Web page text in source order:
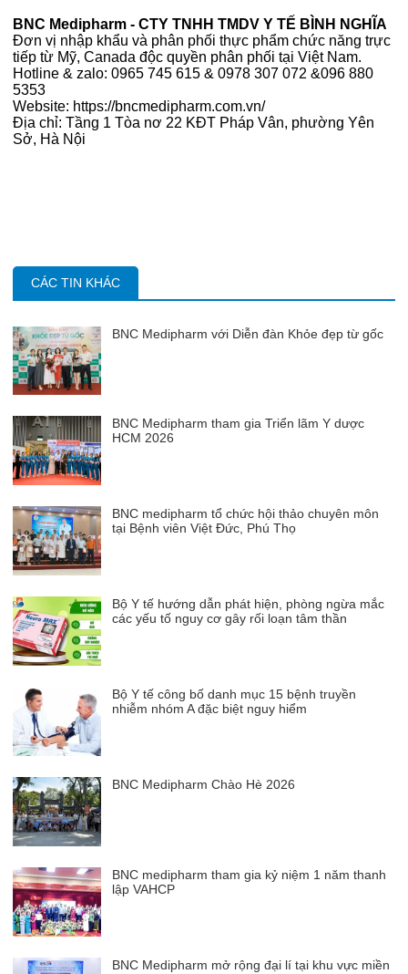
BNC Medipharm - CTY TNHH TMDV Y TẾ BÌNH NGHĨA
Đơn vị nhập khẩu và phân phối thực phẩm chức năng trực
tiếp từ Mỹ, Canada độc quyền phân phối tại Việt Nam.
Hotline & zalo: 0965 745 615 & 0978 307 072 &096 880
5353
Website: https://bncmedipharm.com.vn/
Địa chỉ: Tầng 1 Tòa nơ 22 KĐT Pháp Vân, phường Yên
Sở, Hà Nội
CÁC TIN KHÁC
BNC Medipharm với Diễn đàn Khỏe đẹp từ gốc
BNC Medipharm tham gia Triển lãm Y dược
HCM 2026
BNC medipharm tổ chức hội thảo chuyên môn
tại Bệnh viên Việt Đức, Phú Thọ
Bộ Y tế hướng dẫn phát hiện, phòng ngừa mắc
các yếu tố nguy cơ gây rối loạn tâm thần
Bộ Y tế công bố danh mục 15 bệnh truyền
nhiễm nhóm A đặc biệt nguy hiểm
BNC Medipharm Chào Hè 2026
BNC medipharm tham gia kỷ niệm 1 năm thanh
lập VAHCP
BNC Medipharm mở rộng đại lí tại khu vực miền